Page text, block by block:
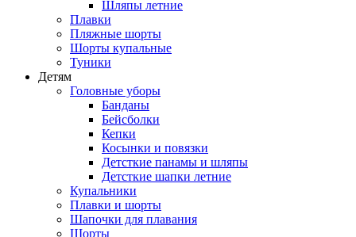
Шляпы летние
Плавки
Пляжные шорты
Шорты купальные
Туники
Детям
Головные уборы
Банданы
Бейсболки
Кепки
Косынки и повязки
Детсткие панамы и шляпы
Детсткие шапки летние
Купальники
Плавки и шорты
Шапочки для плавания
Шорты